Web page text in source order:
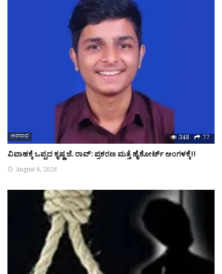
ಅಪರಾಧ 348 77
ವಿವಾಹಕ್ಕೆ ಒಪ್ಪದ ಕೃಷ್ಣ ಜೆ. ರಾವ್: ಪ್ರಕರಣ ಮತ್ತೆ ಹೈಕೋರ್ಟ್ ಅಂಗಳಕ್ಕೆ!!
August 6, 2026